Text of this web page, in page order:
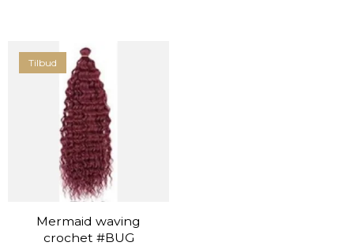
Tilbud
Mermaid waving
crochet #BUG